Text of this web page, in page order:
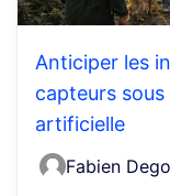
Anticiper les
capteurs
artificielle
Fabien